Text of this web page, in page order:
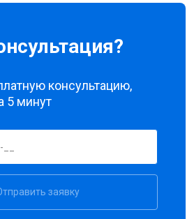
консультацию,
5 минут
заявку